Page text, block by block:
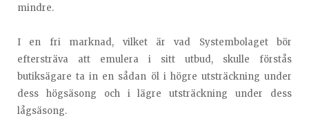
mindre.
I en fri marknad, vilket är vad Systembolaget bör
eftersträva att emulera i sitt utbud, skulle förstås
butiksägare ta in en sådan öl i högre utsträckning under
dess högsäsong och i lägre utsträckning under dess
lågsäsong.